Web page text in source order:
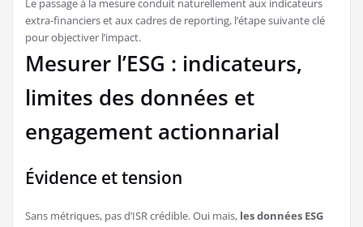
extra-financiers et aux cadres de reporting, l’étape suivante clé
pour objectiver l’impact.
Mesurer l’ESG : indicateurs,
limites des données et
engagement actionnarial
Évidence et tension
Sans métriques, pas d’ISR crédible. Oui mais, les données ESG